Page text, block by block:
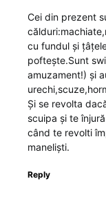
Cei din prezent
cu fundul și
poftește.Sunt
amuzament!) și
Și se revolta
scuipa și te
când te revolti
maneliști.
Reply